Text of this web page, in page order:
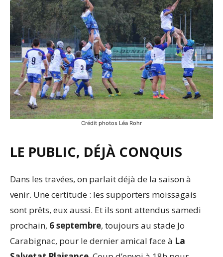
Crédit photos Léa Rohr
LE PUBLIC, DÉJÀ CONQUIS
Dans les travées, on parlait déjà de la saison à
venir. Une certitude : les supporters moissagais
sont prêts, eux aussi. Et ils sont attendus samedi
prochain, 6 septembre, toujours au stade Jo
Carabignac, pour le dernier amical face à La